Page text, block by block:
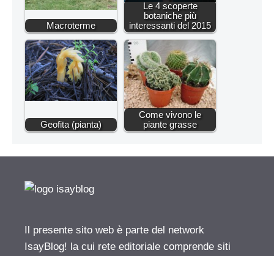
Macroterme
Le 4 scoperte
botaniche più
interessanti del 2015
Geofita (pianta)
Come vivono le
piante grasse
Il presente sito web è parte del network
IsayBlog! la cui rete editoriale comprende siti